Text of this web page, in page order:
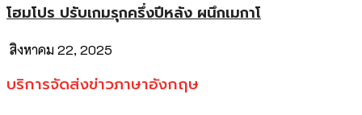
โฮมโปร ปรับเกมรุกครึ่งปีหลัง ผนึกเมกาโ
สิงหาคม 22, 2025
บริการจัดส่งข่าวภาษาอังกฤษ